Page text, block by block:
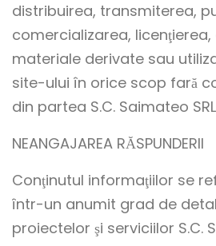
distribuirea, transmiterea,
comercializarea,
materiale derivate sau
site-ului în orice scop fară
din partea S.C. Saimateo
NEANGAJAREA RĂSPUNDERII
Conţinutul informaţiilor se
într-un anumit grad de
proiectelor şi serviciilor S.C.